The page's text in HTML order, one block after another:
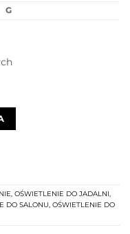
G
Azzardo
, OŚWIETLENIE DO JADALNI,
DO SALONU, OŚWIETLENIE DO